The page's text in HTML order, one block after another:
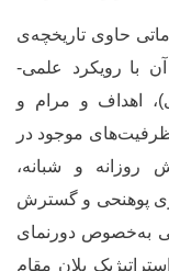
حاوی تاریخچهی
با رویکرد علمی-
اهداف و مرام و
موجود در
روزانه و شبانه،
پوهنحی و گسترش
به‌خصوص دورنمای
پلان مقام